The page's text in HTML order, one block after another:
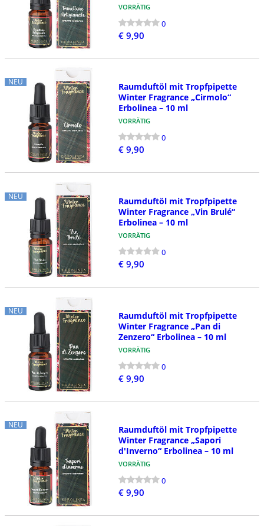
VORRÄTIG
0
€ 9,90
NEU
Raumduftöl mit Tropfpipette
Winter Fragrance „Cirmolo“
Erbolinea – 10 ml
VORRÄTIG
0
€ 9,90
NEU
Raumduftöl mit Tropfpipette
Winter Fragrance „Vin Brulé“
Erbolinea – 10 ml
VORRÄTIG
0
€ 9,90
NEU
Raumduftöl mit Tropfpipette
Winter Fragrance „Pan di
Zenzero“ Erbolinea – 10 ml
VORRÄTIG
0
€ 9,90
NEU
Raumduftöl mit Tropfpipette
Winter Fragrance „Sapori
d'Inverno“ Erbolinea – 10 ml
VORRÄTIG
0
€ 9,90